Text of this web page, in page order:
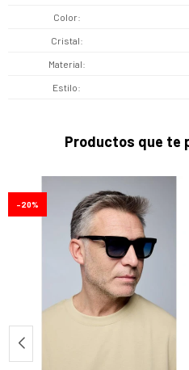
Color
Cristal
Material
Estilo
Productos que te
20